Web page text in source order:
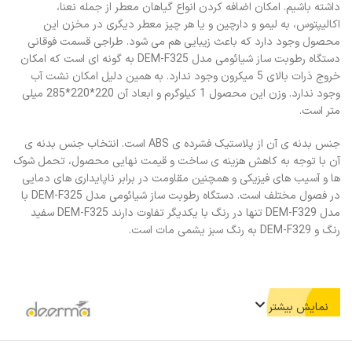
داشته باشیم. امکان اضافه کردن انواع گیاهان معطر از جمله نعنا،
اکالیپتوس، به لیمو و دارچین و یا هر چیز معطر دیگری در مخزن این
محصول وجود دارد که باعث زیبایی هم می شود. طراجی قسمت فوقانی
دستگاه رطوبت ساز شیائومی مدل DEM-F325 به گونه ای است که امکان
خروج ذرات بالای 5 میکرون وجود ندارد. به همین دلیل امکان نشت آب
وجود ندارد. وزن این محصول 1 کیلوگرم و ابعاد آن 220*220*285 میلی
متر است.
جنس بدنه ی آن از پلاستیک فشرده ی ABS است. انتخاب جنس بدنه ی
آن با توجه به کاهش هزینه ی ساخت و قیمت نهایی محصول، تحمل شوک
ها و آسیب های فیزیکی و همچنین مقاومت در برابر ناپایداری های دمایی
در فصول مختلف است. دستگاه رطوبت ساز شیائومی مدل DEM-F325 با
مدل DEM-F329 تنها در رنگ با یکدیگر تفاوت دارند DEM-F325 سفید
رنگ و DEM-F329 به رنگ سبز یشمی مات است.
نمایش بیشتر